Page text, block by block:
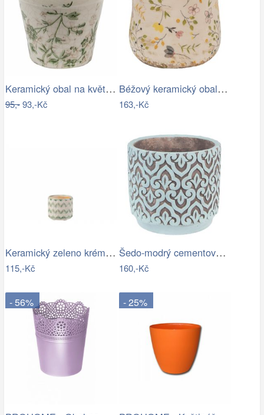
Keramický obal na květináč se zelenými…
95,-93,-Kč
Béžový keramický obal na květináč se…
163,-Kč
Keramický zeleno krémový květináč se…
115,-Kč
Šedo-modrý cementový obal na květináč s…
160,-Kč
- 56% - 25%